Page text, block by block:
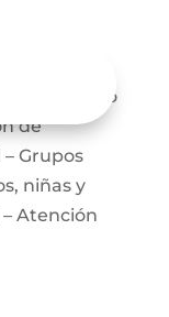
Servicio
de
Grupos
niñas y
Atención